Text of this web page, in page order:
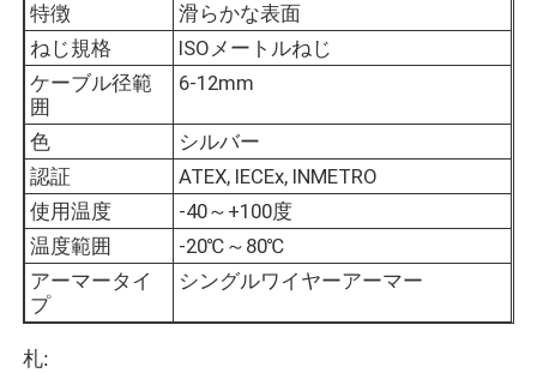
お問い合わせ
見積依頼
耐圧防爆照明
耐圧防爆警報ライト
防爆ファン
特徴
滑らかな表面
ねじ規格
ISOメートルねじ
ケーブル径範
囲
6-12mm
色
シルバー
認証
ATEX, IECEx, INMETRO
使用温度
-40～+100度
温度範囲
-20℃～80℃
アーマータイ
プ
シングルワイヤーアーマー
札: